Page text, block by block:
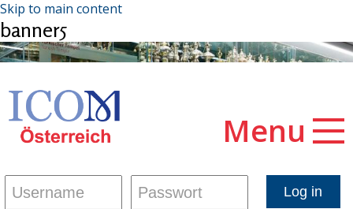
Skip to main content
banner5
Menu